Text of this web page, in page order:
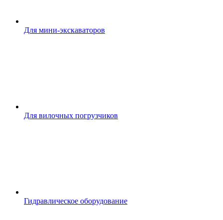
Для мини-экскаваторов
Для вилочных погрузчиков
Гидравлическое оборудование